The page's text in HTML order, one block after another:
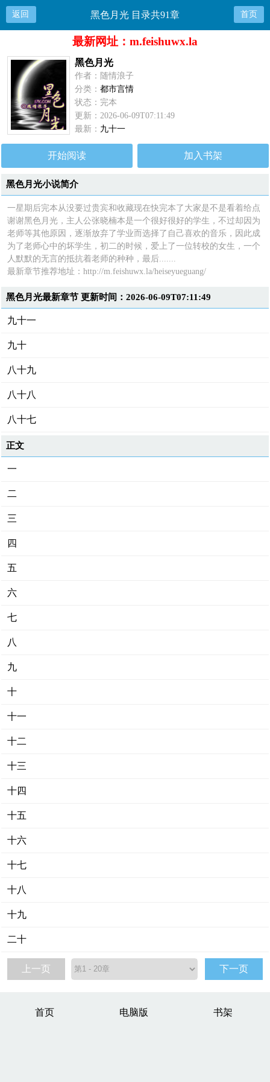
返回 黑色月光 目录共91章 首页
最新网址：m.feishuwx.la
黑色月光
作者：随情浪子
分类：都市言情
状态：完本
更新：2026-06-09T07:11:49
最新： 九十一
开始阅读 加入书架
黑色月光小说简介
一星期后完本从没要过贵宾和收藏现在快完本了大家是不是看着给点
谢谢黑色月光，主人公张晓楠本是一个很好很好的学生，不过却因为
老师等其他原因，逐渐放弃了学业而选择了自己喜欢的音乐，因此成
为了老师心中的坏学生，初二的时候，爱上了一位转校的女生，一个
人默默的无言的抵抗着老师的种种，最后.......
最新章节推荐地址：http://m.feishuwx.la/heiseyueguang/
黑色月光最新章节 更新时间：2026-06-09T07:11:49
九十一
九十
八十九
八十八
八十七
正文
一
二
三
四
五
六
七
八
九
十
十一
十二
十三
十四
十五
十六
十七
十八
十九
二十
上一页 下一页
首页 电脑版 书架